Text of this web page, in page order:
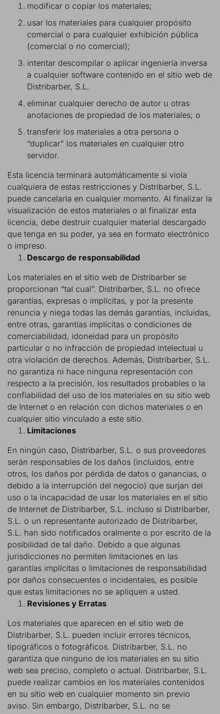
modificar o copiar los materiales;
usar los materiales para cualquier propósito
comercial o para cualquier exhibición pública
(comercial o no comercial);
intentar descompilar o aplicar ingeniería inversa
a cualquier software contenido en el sitio web de
Distribarber, S.L.
eliminar cualquier derecho de autor u otras
anotaciones de propiedad de los materiales; o
transferir los materiales a otra persona o
“duplicar” los materiales en cualquier otro
servidor.
Esta licencia terminará automáticamente si viola
cualquiera de estas restricciones y Distribarber, S.L.
puede cancelarla en cualquier momento. Al finalizar la
visualización de estos materiales o al finalizar esta
licencia, debe destruir cualquier material descargado
que tenga en su poder, ya sea en formato electrónico
o impreso.
Descargo de responsabilidad
Los materiales en el sitio web de Distribarber se
proporcionan “tal cual”. Distribarber, S.L. no ofrece
garantías, expresas o implícitas, y por la presente
renuncia y niega todas las demás garantías, incluidas,
entre otras, garantías implícitas o condiciones de
comerciabilidad, idoneidad para un propósito
particular o no infracción de propiedad intelectual u
otra violación de derechos. Además, Distribarber, S.L.
no garantiza ni hace ninguna representación con
respecto a la precisión, los resultados probables o la
confiabilidad del uso de los materiales en su sitio web
de Internet o en relación con dichos materiales o en
cualquier sitio vinculado a este sitio.
Limitaciones
En ningún caso, Distribarber, S.L. o sus proveedores
serán responsables de los daños (incluidos, entre
otros, los daños por pérdida de datos o ganancias, o
debido a la interrupción del negocio) que surjan del
uso o la incapacidad de usar los materiales en el sitio
de Internet de Distribarber, S.L. incluso si Distribarber,
S.L. o un representante autorizado de Distribarber,
S.L. han sido notificados oralmente o por escrito de la
posibilidad de tal daño. Debido a que algunas
jurisdicciones no permiten limitaciones en las
garantías implícitas o limitaciones de responsabilidad
por daños consecuentes o incidentales, es posible
que estas limitaciones no se apliquen a usted.
Revisiones y Erratas
Los materiales que aparecen en el sitio web de
Distribarber, S.L. pueden incluir errores técnicos,
tipográficos o fotográficos. Distribarber, S.L. no
garantiza que ninguno de los materiales en su sitio
web sea preciso, completo o actual. Distribarber, S.L.
puede realizar cambios en los materiales contenidos
en su sitio web en cualquier momento sin previo
aviso. Sin embargo, Distribarber, S.L. no se